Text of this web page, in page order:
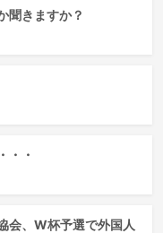
聞きますか？
・・
会、W杯予選で外国人